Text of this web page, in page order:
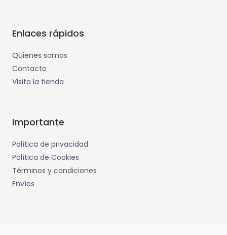
Enlaces rápidos
Quienes somos
Contacto
Visita la tienda
Importante
Política de privacidad
Política de Cookies
Términos y condiciones
Envíos